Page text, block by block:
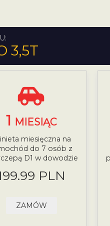
3,5T
1 MIESIĄC
miesięczna na
do 7 osób z
D1 w dowodzie
PLN
ZAMÓW